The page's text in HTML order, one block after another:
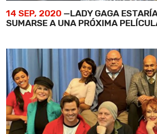
14 SEP, 2020 —LADY GAGA
SUMARSE A UNA PRÓXIMA